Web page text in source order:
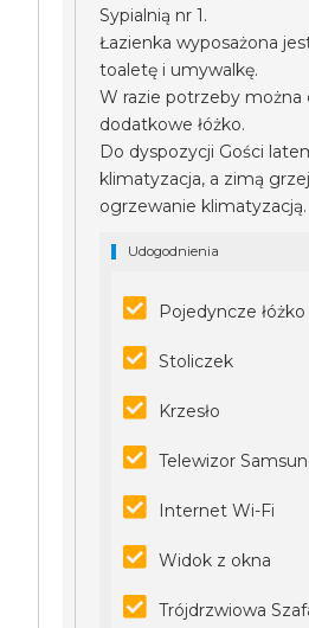
Sypialnią nr 1.
Łazienka wyposażona
toaletę i umywalkę.
W razie potrzeby można
dodatkowe łóżko.
Do dyspozycji Gości
klimatyzacja, a zimą
ogrzewanie klimatyzacją.
Udogodnienia
Pojedyncze łóżko
Stoliczek
Krzesło
Telewizor
Internet Wi-Fi
Widok z okna
Trójdrzwiowa